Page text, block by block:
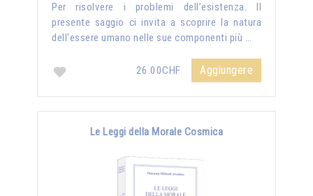
Per risolvere i problemi dell’esistenza. Il
presente saggio ci invita a scoprire la natura
dell'essere umano nelle sue componenti più …
26.00CHF Aggiungere
Le Leggi della Morale Cosmica